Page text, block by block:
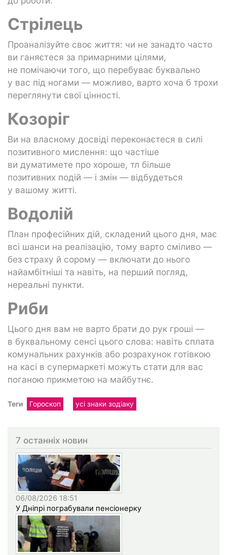
Стрілець
Проаналізуйте своє життя: чи не занадто часто
ви ганяєтеся за примарними цілями,
не помічаючи того, що перебуває буквально
у вас під ногами — можливо, варто хоча б трохи
переглянути свої цінності.
Козоріг
Ви на власному досвіді переконаєтеся в силі
позитивного мислення: що частіше
ви думатимете про хороше, тл більше
позитивних подій — і змін — відбудеться
у вашому житті.
Водолій
План професійних дій, складений цього дня, має
всі шанси на реалізацію, тому варто сміливо —
без страху й сорому — включати до нього
найамбітніші та навіть, на перший погляд,
нереальні пункти.
Риби
Цього дня вам не варто брати до рук гроші —
в буквальному сенсі цього слова: навіть сплата
комунальних рахунків або розрахунок готівкою
на касі в супермаркеті можуть стати для вас
поганою прикметою на майбутнє.
Теги Гороскоп усі знаки зодіаку
7 останніх новин
06/08/2026 18:51
У Дніпрі пограбували пенсіонерку